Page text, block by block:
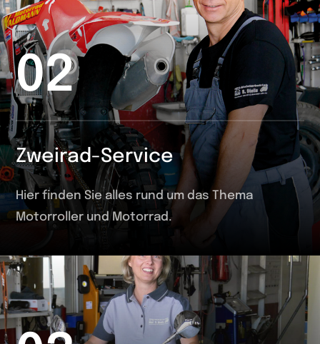
02
Zweirad-Service
Hier finden Sie alles rund um das Thema
Motorroller und Motorrad.